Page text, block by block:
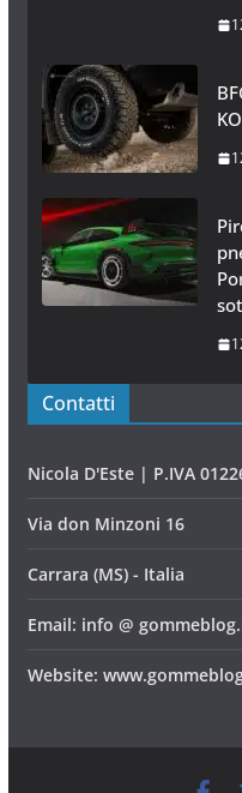
Contatti
Nicola D'Este | P.IVA
Via don Minzoni 16
Carrara (MS) - Italia
Email: info @
Website: